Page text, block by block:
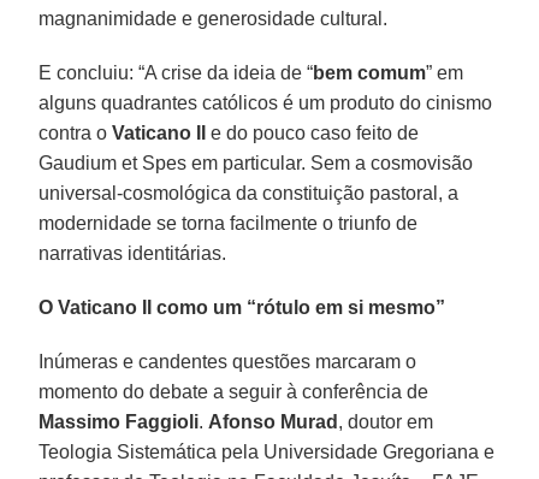
magnanimidade e generosidade cultural.
E concluiu: “A crise da ideia de “bem comum” em
alguns quadrantes católicos é um produto do cinismo
contra o Vaticano II
e do pouco caso feito de
Gaudium et Spes em particular. Sem a cosmovisão
universal-cosmológica da constituição pastoral, a
modernidade se torna facilmente o triunfo de
narrativas identitárias.
O Vaticano II como um “rótulo em si mesmo”
Inúmeras e candentes questões marcaram o
momento do debate a seguir à conferência de
Massimo Faggioli. Afonso Murad , doutor em
Teologia Sistemática pela Universidade Gregoriana e